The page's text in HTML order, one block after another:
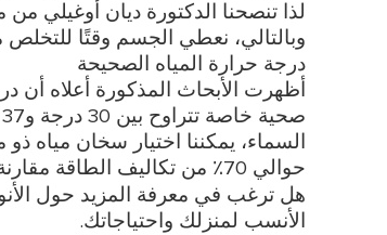
وبالتالي، نعطي الجسم وقتًا
درجة حرارة المياه الصحيحة
أظهرت الأبحاث المذكورة أعلاه أن
حوالي 70٪ من تكاليف الطاقة مقارنة بتكلفة السخان الكهربائي.
هل ترغب في معرفة المزيد حول
الأنسب لمنزلك واحتياجاتك.